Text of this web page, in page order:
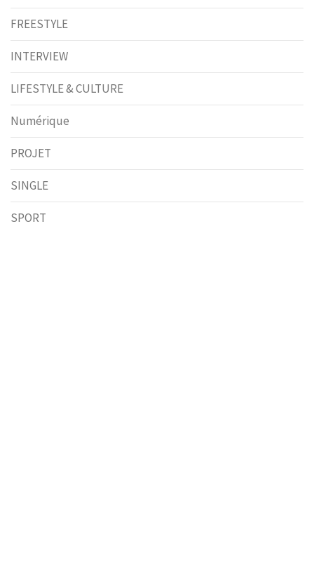
FREESTYLE
INTERVIEW
LIFESTYLE & CULTURE
Numérique
PROJET
SINGLE
SPORT